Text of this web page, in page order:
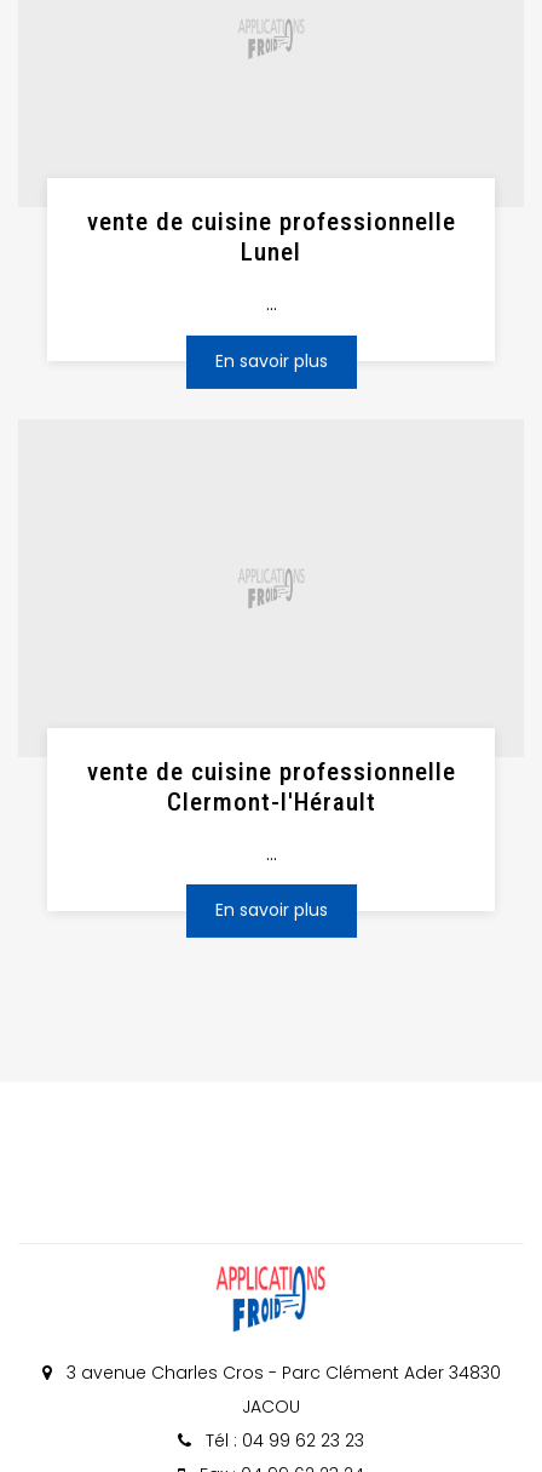
vente de cuisine professionnelle
Lunel
...
En savoir plus
vente de cuisine professionnelle
Clermont-l'Hérault
...
En savoir plus
3 avenue Charles Cros - Parc Clément Ader 34830
JACOU
Tél : 04 99 62 23 23